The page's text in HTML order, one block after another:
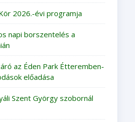
2026.-évi programja
napi borszentelés a
az Éden Park Étteremben-
előadása
Szent György szobornál